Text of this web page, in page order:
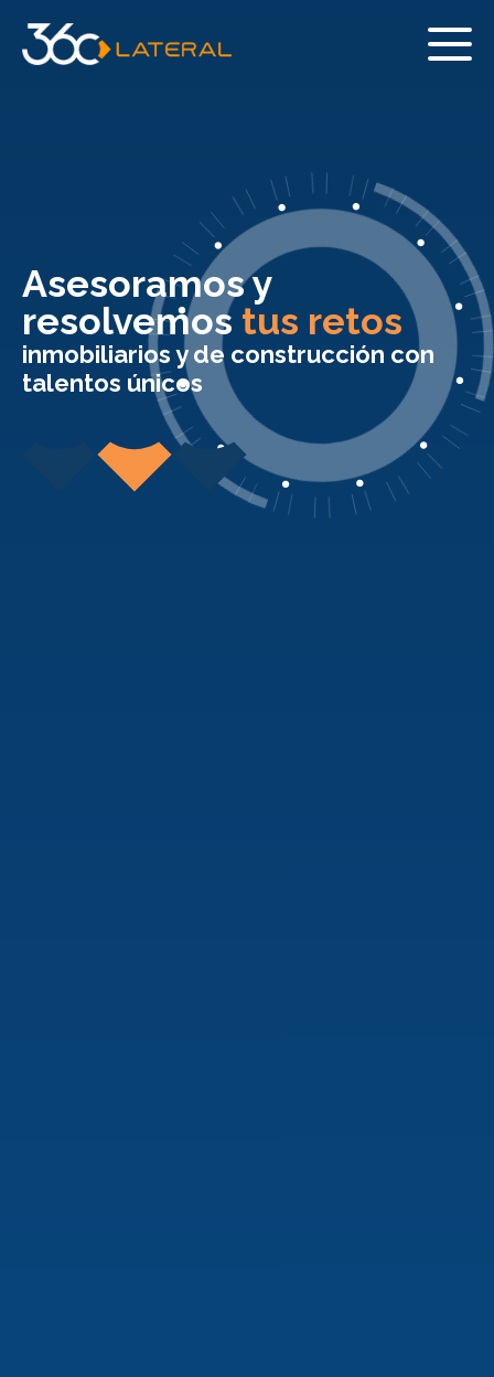
Asesoramos y
resolvemos tus retos
inmobiliarios y de construcción con
talentos únicos